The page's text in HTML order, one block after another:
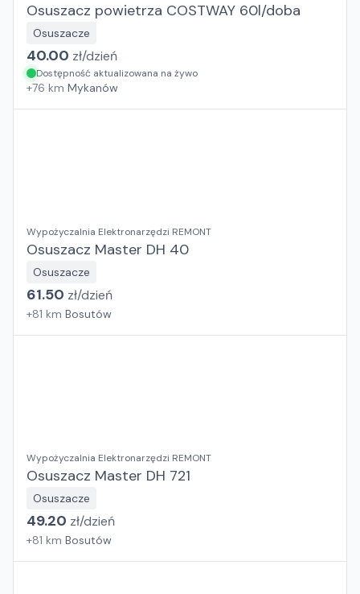
Osuszacz powietrza COSTWAY 60l/doba
Osuszacze
40.00 zł/dzień
Dostępność aktualizowana na żywo
+76 km Mykanów
Wypożyczalnia Elektronarzędzi REMONT
Osuszacz Master DH 40
Osuszacze
61.50 zł/dzień
+81 km Bosutów
Wypożyczalnia Elektronarzędzi REMONT
Osuszacz Master DH 721
Osuszacze
49.20 zł/dzień
+81 km Bosutów